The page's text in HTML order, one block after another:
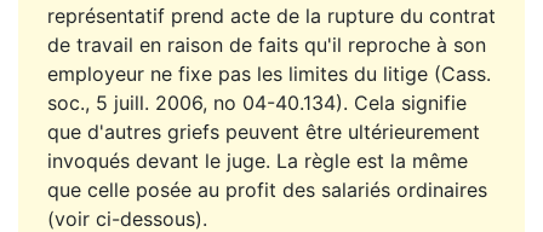
représentatif prend acte de la rupture du contrat
de travail en raison de faits qu'il reproche à son
employeur ne fixe pas les limites du litige (Cass.
soc., 5 juill. 2006, no 04-40.134). Cela signifie
que d'autres griefs peuvent être ultérieurement
invoqués devant le juge. La règle est la même
que celle posée au profit des salariés ordinaires
(voir ci-dessous).